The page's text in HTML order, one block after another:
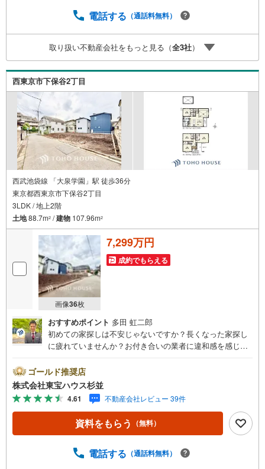
う方はご自宅へ『無料送迎サービス』実施しております！■
ー、紙おむつ、アメニティ、大型個室ブース4部屋、各ブー
スモニター等完備しております！
電話する （通話料無料）
取り扱い不動産会社をもっと見る（全3社）
西東京市下保谷2丁目
西武池袋線 「大泉学園」駅 徒歩36分
東京都西東京市下保谷2丁目
3LDK / 地上2階
土地88.7m2 /建物 107.96m2
画像36枚
7,299万円
成約でもらえる
おすすめポイント 多田 虹二郎
初めての家探しは不安じゃないですか？長くなった家探し
に疲れていませんか？お付き合いの業者に違和感を感じて
したプロが、何のしがらみもなく、お客様の理想の物件を
お探しします。東宝ハウス杉並【（FD）:】ご見学希望の物
件以外も併せてご案内させていただきます。遠慮なくご希
望をお伝えくださいませ。■ご見学について■【営業時間 9:
00～21:00】人気物件は特に問い合わせが集中するため、お
早めにお電話くださいませ。「室内・現地を見学する」ボ
TOHO HOUSE CLUB■弊社で売買されたお客様はTOHO H
ゴールド推奨店
株式会社東宝ハウス杉並
4.61 不動産会社レビュー 39件
資料をもらう （無料）
電話する （通話料無料）